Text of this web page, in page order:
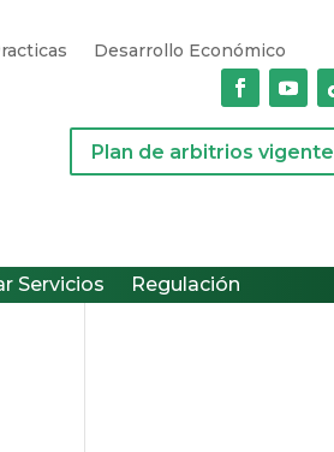
Desarrollo Económico
Plan de arbitrios vigente
Servicios Regulación